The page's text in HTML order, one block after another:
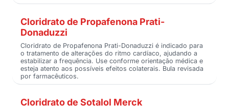
Cloridrato de Propafenona Prati-
Donaduzzi
Cloridrato de Propafenona Prati-Donaduzzi é indicado para
o tratamento de alterações do ritmo cardíaco, ajudando a
estabilizar a frequência. Use conforme orientação médica e
esteja atento aos possíveis efeitos colaterais. Bula revisada
por farmacêuticos.
Cloridrato de Sotalol Merck